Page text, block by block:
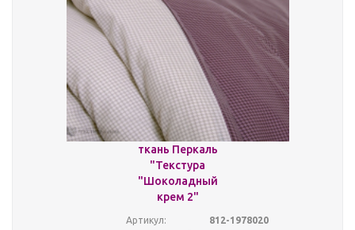
ткань Перкаль
"Текстура
"Шоколадный
крем 2"
Артикул:
812-1978020